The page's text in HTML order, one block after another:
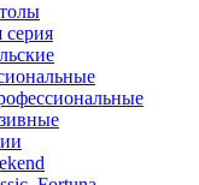
серия